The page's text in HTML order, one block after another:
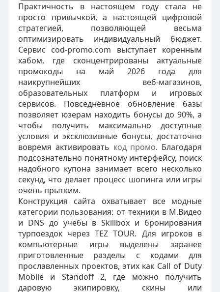
Практичность в настоящем году стала не
просто привычкой, а настоящей цифровой
стратегией, позволяющей весьма
оптимизировать индивидуальный бюджет.
Сервис cod-promo.com выступает коренным
хабом, где сконцентрированы актуальные
промокоды на май 2026 года для
наикрупнейших веб-магазинов,
образовательных платформ и игровых
сервисов. Повседневное обновление базы
позволяет юзерам находить бонусы до 90%, а
чтобы получить максимально доступные
условия и эксклюзивные бонусы, достаточно
вовремя активировать код промо. Благодаря
подсознательно понятному интерфейсу, поиск
надобного купона занимает всего несколько
секунд, что делает процесс шопинга или игры
очень прытким.
Конструкция сайта охватывает все модные
категории пользования: от техники в М.Видео
и DNS до учебы в Skillbox и бронирования
турпоездок через TEZ TOUR. Для игроков в
компьютерные игры выделены заранее
приготовленные разделы с кодами для
прославленных проектов, этих как Call of Duty
Mobile и Standoff 2, где можно получить
даровую экипировку, скины или